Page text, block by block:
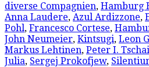
diverse Compagnien, Hamburg
Anna Laudere, Azul Ardizzone,
Pohl, Francesco Cortese,
John Neumeier, Kintsugi, Leon
Markus Lehtinen, Peter I.
Julia, Sergej Prokofjew,